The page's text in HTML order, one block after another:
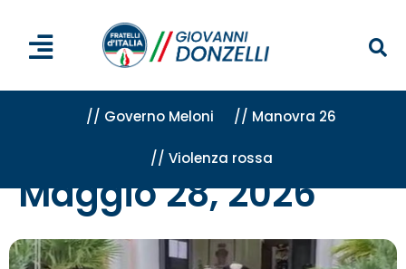
// Governo Meloni // Manovra 26
// Violenza rossa
Archivi per 28 Maggio 2026
Maggio 28, 2026